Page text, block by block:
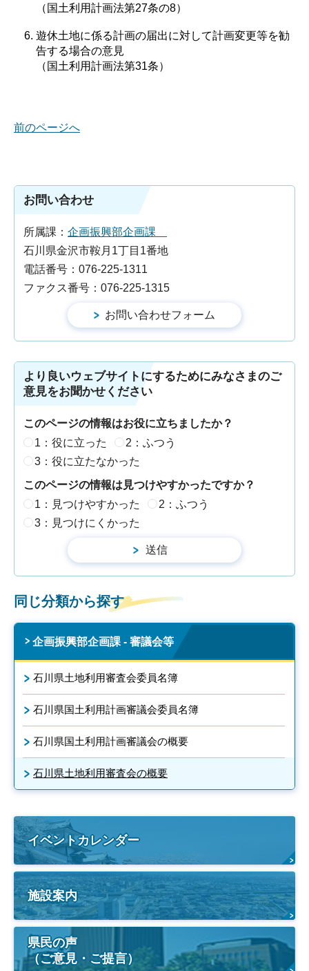
（国土利用計画法第27条の8）
遊休土地に係る計画の届出に対して計画変更等を勧
告する場合の意見
（国土利用計画法第31条）
前のページへ
お問い合わせ
所属課： 企画振興部企画課
石川県金沢市鞍月1丁目1番地
電話番号：076-225-1311
ファクス番号：076-225-1315
より良いウェブサイトにするためにみなさまのご
意見をお聞かせください
このページの情報はお役に立ちましたか？
1：役に立った
2：ふつう
3：役に立たなかった
このページの情報は見つけやすかったですか？
1：見つけやすかった
2：ふつう
3：見つけにくかった
同じ分類から探す
企画振興部企画課 - 審議会等
石川県土地利用審査会委員名簿
石川県国土利用計画審議会委員名簿
石川県国土利用計画審議会の概要
石川県土地利用審査会の概要
イベントカレンダー
施設案内
県民の声
（ご意見・ご提言）